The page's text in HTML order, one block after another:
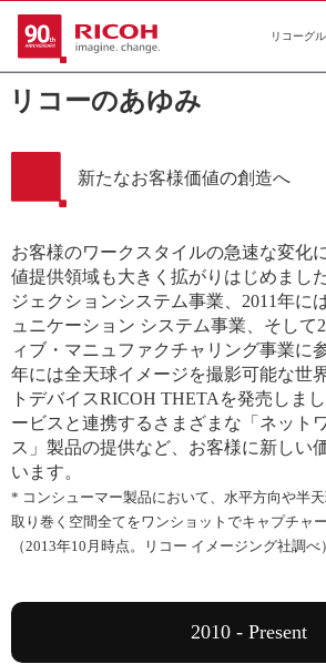
リコーグ
リコーのあゆみ
新たなお客様価値の創造へ
お客様のワークスタイルの急速な変化
値提供領域も大きく拡がりはじめまし
ジェクションシステム事業、2011年に
ュニケーション システム事業、そして
ィブ・マニュファクチャリング事業に
年には全天球イメージを撮影可能な世
トデバイスRICOH THETAを発売しま
ービスと連携するさまざまな「ネット
ス」製品の提供など、お客様に新しい
います。
* コンシューマー製品において、水平方向や半
取り巻く空間全てをワンショットでキャプチャ
（2013年10月時点。リコー イメージング社調べ）
2010 - Present